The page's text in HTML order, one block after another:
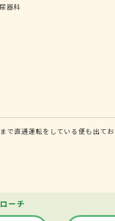
器科
直通運転をしている便も出て
ーチ